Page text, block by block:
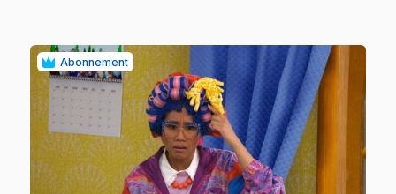
Abonnement